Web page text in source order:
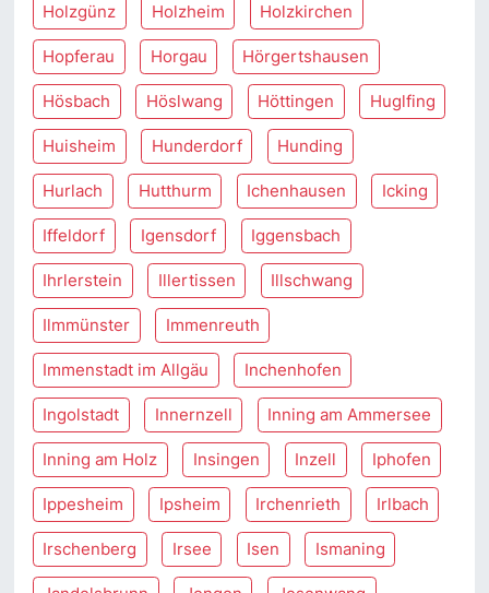
Holzgünz Holzheim Holzkirchen
Hopferau Horgau Hörgertshausen
Hösbach Höslwang Höttingen Huglfing
Huisheim Hunderdorf Hunding
Hurlach Hutthurm Ichenhausen Icking
Iffeldorf Igensdorf Iggensbach
Ihrlerstein Illertissen Illschwang
Ilmmünster Immenreuth
Immenstadt im Allgäu Inchenhofen
Ingolstadt Innernzell Inning am Ammersee
Inning am Holz Insingen Inzell Iphofen
Ippesheim Ipsheim Irchenrieth Irlbach
Irschenberg Irsee Isen Ismaning